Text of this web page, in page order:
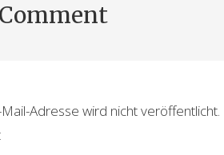
Adresse wird nicht veröffentlicht.